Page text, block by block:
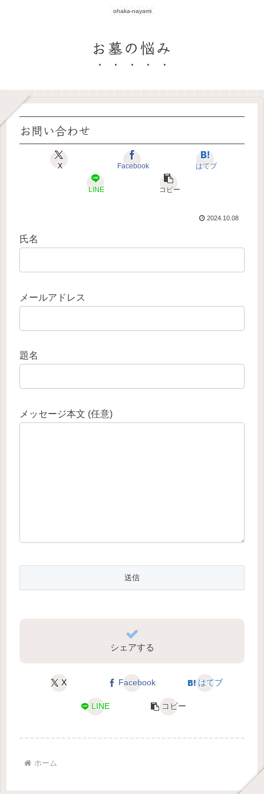
ohaka-nayami
お墓の悩み
お問い合わせ
X Facebook はてブ
LINE コピー
2024.10.08
氏名
メールアドレス
題名
メッセージ本文 (任意)
シェアする
X Facebook はてブ
LINE コピー
ホーム